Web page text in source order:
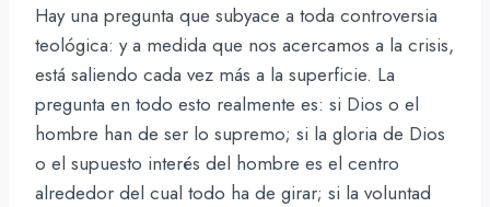
Hay una pregunta que subyace a toda controversia
teológica: y a medida que nos acercamos a la crisis,
está saliendo cada vez más a la superficie. La
pregunta en todo esto realmente es: si Dios o el
hombre han de ser lo supremo; si la gloria de Dios
o el supuesto interés del hombre es el centro
alrededor del cual todo ha de girar; si la voluntad